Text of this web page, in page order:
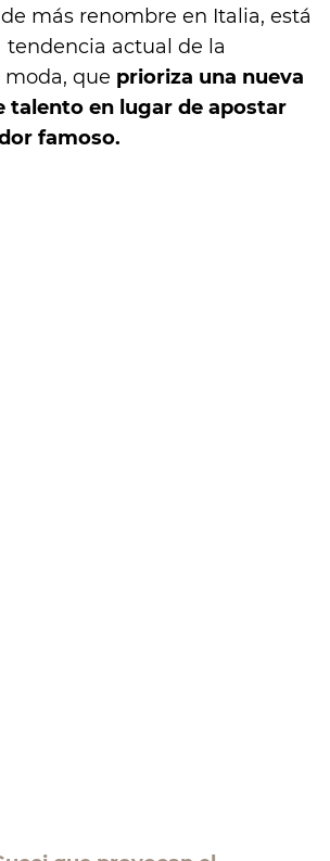
más renombre en Italia, está
tendencia actual de la
que prioriza una nueva
talento en lugar de apostar
famoso.